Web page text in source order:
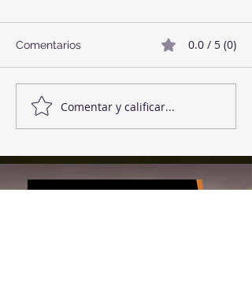
Mermelada de Fresas
Comentarios 0.0 / 5 (0)
Comentar y calificar...